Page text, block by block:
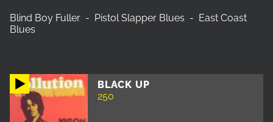
BLACK UP
250
Blind Boy Fuller - Pistol Slapper Blues - East Coast
Blues